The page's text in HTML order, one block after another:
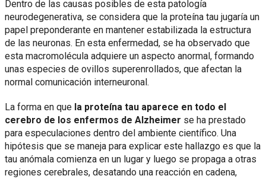
Dentro de las causas posibles de esta patología
neurodegenerativa, se considera que la proteína tau jugaría un
papel preponderante en mantener estabilizada la estructura
de las neuronas. En esta enfermedad, se ha observado que
esta macromolécula adquiere un aspecto anormal, formando
unas especies de ovillos superenrollados, que afectan la
normal comunicación interneuronal.
La forma en que la proteína tau aparece en todo el
cerebro de los enfermos de Alzheimer se ha prestado
para especulaciones dentro del ambiente científico. Una
hipótesis que se maneja para explicar este hallazgo es que la
tau anómala comienza en un lugar y luego se propaga a otras
regiones cerebrales, desatando una reacción en cadena,